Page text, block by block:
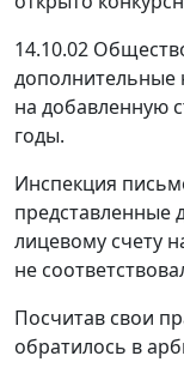
14.10.02
дополнительные
на добавленную
годы.
Инспекция
представленные
лицевому счету
не
Посчитав свои
обратилось в